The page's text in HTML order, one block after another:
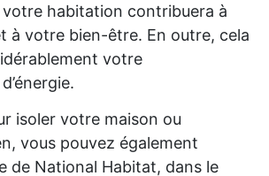
habitation contribuera à
à votre bien-être. En outre, cela
votre
isoler votre maison ou
vous pouvez également
de National Habitat, dans le